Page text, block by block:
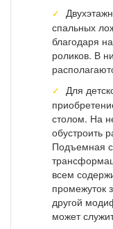
спальных
благодаря
роликов. В
Для
столом. На
обустроить
Подъемная
всем
промежуток
другой
может